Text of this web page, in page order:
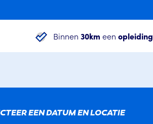
Binnen 30km een opleiding
EEN DATUM EN LOCATIE